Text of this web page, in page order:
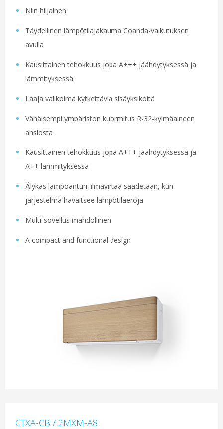
Niin hiljainen
Täydellinen lämpötilajakauma Coanda-vaikutuksen
avulla
Kausittainen tehokkuus jopa A+++ jäähdytyksessä ja
lämmityksessä
Laaja valikoima kytkettäviä sisäyksiköitä
Vähäisempi ympäristön kuormitus R-32-kylmäaineen
ansiosta
Kausittainen tehokkuus jopa A+++ jäähdytyksessä ja
A++ lämmityksessä
Älykäs lämpöanturi: ilmavirtaa säädetään, kun
järjestelmä havaitsee lämpötilaeroja
Multi-sovellus mahdollinen
A compact and functional design
CTXA-CB / 2MXM-A8